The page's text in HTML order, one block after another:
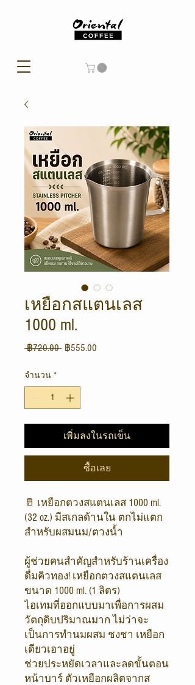
เหยือกสแตนเลส
1000 ml.
฿720.00 ราคา
฿555.00
จำนวน *
เพิ่มลงในรถเข็น
ซื้อเลย
🥛 เหยือกตวงสแตนเลส 1000 ml.
(32 oz.) มีสเกลด้านใน ตกไม่แตก
สำหรับผสมนม/ตวงน้ำ
ผู้ช่วยคนสำคัญสำหรับร้านเครื่อง
ดื่มคิวทอง! เหยือกตวงสแตนเลส
ขนาด 1000 ml. (1 ลิตร)
ไอเทมที่ออกแบบมาเพื่อการผสม
วัตถุดิบปริมาณมาก ไม่ว่าจะ
เป็นการทำนมผสม ชงชา เหยือก
เดียวเอาอยู่
ช่วยประหยัดเวลาและลดขั้นตอน
หน้าบาร์ ตัวเหยือกผลิตจากส